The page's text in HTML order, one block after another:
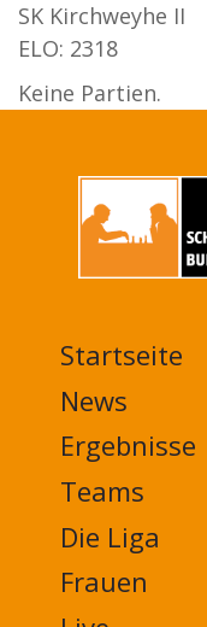
SK Kirchweyhe II
ELO: 2318
Keine Partien.
MAIN
NAVIGATION
FOOTER
Startseite
News
Ergebnisse
Teams
Die Liga
Frauen